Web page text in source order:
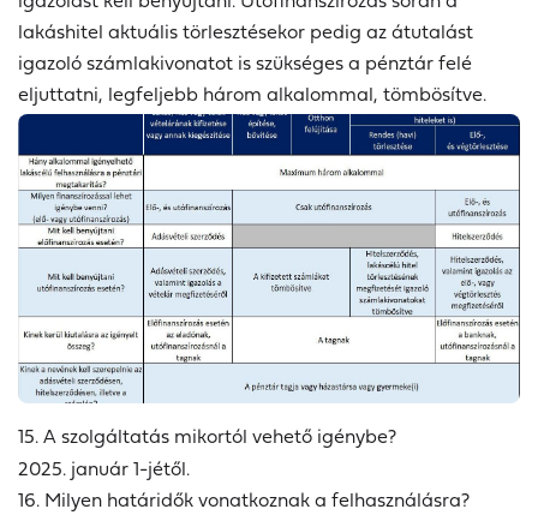
lakáshitel aktuális törlesztésekor pedig az átutalást
igazoló számlakivonatot is szükséges a pénztár felé
eljuttatni, legfeljebb három alkalommal, tömbösítve.
15. A szolgáltatás mikortól vehető igénybe?
2025. január 1-jétől.
16. Milyen határidők vonatkoznak a felhasználásra?